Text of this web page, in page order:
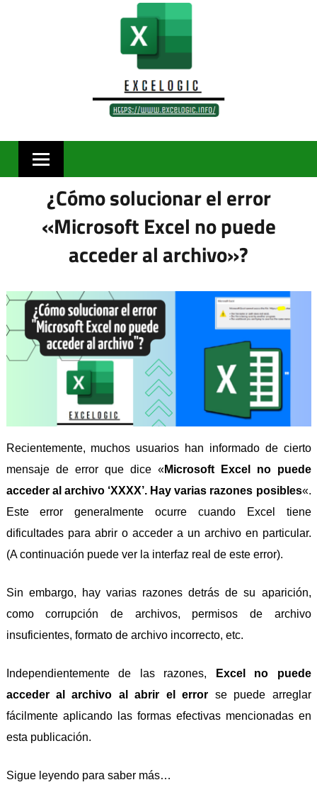
¿Cómo solucionar el error
«Microsoft Excel no puede
acceder al archivo»?
Recientemente, muchos usuarios han informado de cierto
mensaje de error que dice «Microsoft Excel no puede
acceder al archivo ‘XXXX’. Hay varias razones posibles«.
Este error generalmente ocurre cuando Excel tiene
dificultades para abrir o acceder a un archivo en particular.
(A continuación puede ver la interfaz real de este error).
Sin embargo, hay varias razones detrás de su aparición,
como corrupción de archivos, permisos de archivo
insuficientes, formato de archivo incorrecto, etc.
Independientemente de las razones,
Excel no puede
acceder al archivo al abrir el error se puede arreglar
fácilmente aplicando las formas efectivas mencionadas en
esta publicación.
Sigue leyendo para saber más…